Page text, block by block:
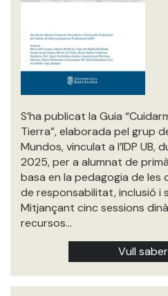
S’ha publicat la Guia
Tierra”, elaborada pel grup
Mundos, vinculat a l’IDP
2025, per a alumnat de
basa en la pedagogia de les
de responsabilitat, inclusió i
Mitjançant cinc sessions
recursos…
Vull